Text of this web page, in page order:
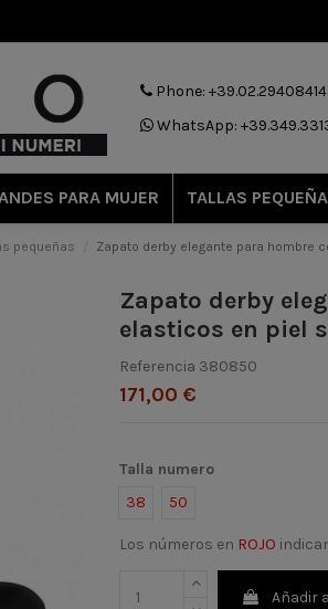
Phone: +39.02.29408414
WhatsApp:
PARA MUJER TALLAS
pequeñas Zapato derby elegante para hombre
Zapato derby
elasticos en piel
Referencia 380850
171,00 €
Talla numero
38
50
Los números en ROJO
Añadir